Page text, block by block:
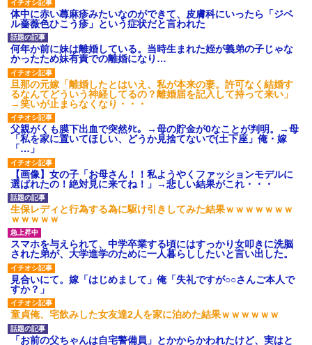
体中に赤い蕁麻疹みたいなのができて、皮膚科にいったら「ジベ
ル薔薇色ひこう疹」という症状だと言われた
何年か前に妹は離婚している。当時生まれた姪が義弟の子じゃな
かったため妹有責での離婚になり…
旦那の元嫁「離婚したとはいえ、私が本来の妻。許可なく結婚す
るなんてどういう神経してるの？離婚届を記入して持って来い」
→笑いが止まらなくなり・・・
父親がくも膜下出血で突然ﾀﾋ。→母の貯金が0なことが判明。→母
「私を家に置いてほしい、どうか見捨てないで(土下座」俺・嫁
「…」
【画像】女の子「お母さん！！私ようやくファッションモデルに
選ばれたの！絶対見に来てね！」→悲しい結果がこれ・・・
生保レディと行為する為に駆け引きしてみた結果ｗｗｗｗｗｗｗ
ｗｗｗｗｗ
スマホを与えられて、中学卒業する頃にはすっかり女叩きに洗脳
された弟が、大学進学のために一人暮らししたいと言い出した。
見合いにて。嫁「はじめまして」俺「失礼ですが○○さんご本人で
すか？」
童貞俺、宅飲みした女友達2人を家に泊めた結果ｗｗｗｗｗｗ
「お前の父ちゃんは自宅警備員」とかからかわれたけど、実はと